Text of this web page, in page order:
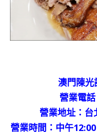
澳門陳光
營業電
營業地址：台
營業時間：中午